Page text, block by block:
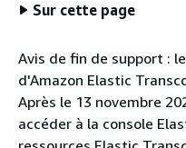
Sur cette page
Avis de fin de support :
d'Amazon Elastic
Après le 13 novembre
accéder à la console